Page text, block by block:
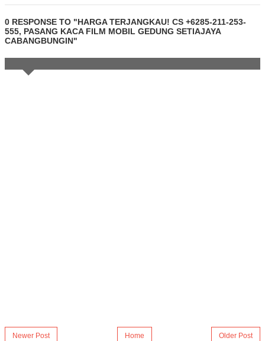
0 RESPONSE TO "HARGA TERJANGKAU! CS +6285-211-253-
555, PASANG KACA FILM MOBIL GEDUNG SETIAJAYA
CABANGBUNGIN"
Newer Post Older Post
Home